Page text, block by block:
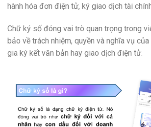
hành hóa đơn điện tử, ký giao dịch tài
Chữ ký số đóng vai trò quan trọng trong
bảo về trách nhiệm, quyền và nghĩa vụ
gia ký kết văn bản hay giao dịch điện tử.